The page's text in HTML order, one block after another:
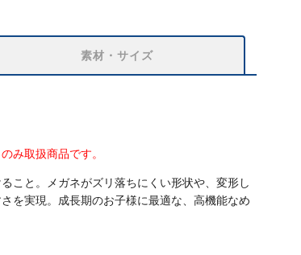
素材・サイズ
み取扱商品です。
こと。メガネがズリ落ちにくい形状や、変形し
を実現。成長期のお子様に最適な、高機能なめ